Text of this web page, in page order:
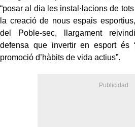
“posar al dia les instal·lacions de
la creació de nous espais
del Poble-sec, llargament
defensa que invertir en esport
promoció d’hàbits de vida actius”.